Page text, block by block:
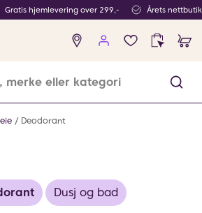
Gratis hjemlevering over 299,- Årets
Ingen
produkter
Deodorant
Dusj og bad